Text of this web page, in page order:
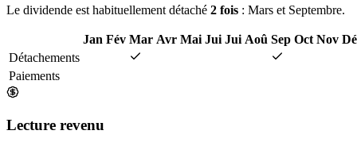
Le dividende est habituellement détaché 2 fois : Mars et Septembre.
Jan Fév Mar Avr Mai Jui Jui Aoû Sep Oct Nov
Détachements
Paiements
Lecture revenu